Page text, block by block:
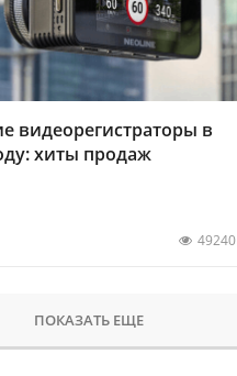
видеорегистраторы в
хиты продаж
49240
ПОКАЗАТЬ ЕЩЕ